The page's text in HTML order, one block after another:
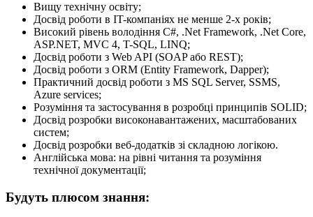
Вищу технічну освіту;
Досвід роботи в IT-компаніях не менше 2-х років;
Високий рівень володіння C#, .Net Framework, .Net Core,
ASP.NET, MVC 4, T-SQL, LINQ;
Досвід роботи з Web API (SOAP або REST);
Досвід роботи з ORM (Entity Framework, Dapper);
Практичний досвід роботи з MS SQL Server, SSMS,
Azure services;
Розуміння та застосування в розробці принципів SOLID;
Досвід розробки високонавантажених, масштабованих
систем;
Досвід розробки веб-додатків зі складною логікою.
Англійська мова: на рівні читання та розуміння
технічної документації;
Будуть плюсом знання: